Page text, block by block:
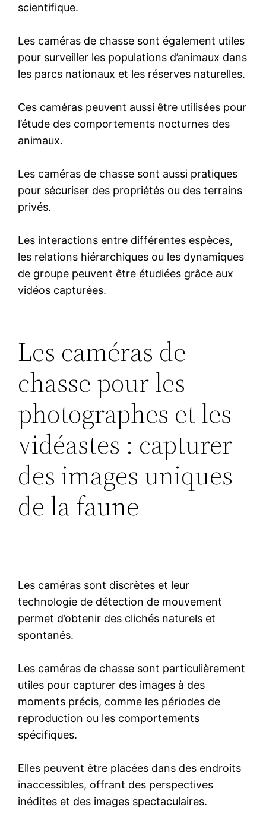
scientifique.
Les caméras de chasse sont également utiles
pour surveiller les populations d’animaux dans
les parcs nationaux et les réserves naturelles.
Ces caméras peuvent aussi être utilisées pour
l’étude des comportements nocturnes des
animaux.
Les caméras de chasse sont aussi pratiques
pour sécuriser des propriétés ou des terrains
privés.
Les interactions entre différentes espèces,
les relations hiérarchiques ou les dynamiques
de groupe peuvent être étudiées grâce aux
vidéos capturées.
Les caméras de
chasse pour les
photographes et les
vidéastes : capturer
des images uniques
de la faune
Les caméras sont discrètes et leur
technologie de détection de mouvement
permet d’obtenir des clichés naturels et
spontanés.
Les caméras de chasse sont particulièrement
utiles pour capturer des images à des
moments précis, comme les périodes de
reproduction ou les comportements
spécifiques.
Elles peuvent être placées dans des endroits
inaccessibles, offrant des perspectives
inédites et des images spectaculaires.